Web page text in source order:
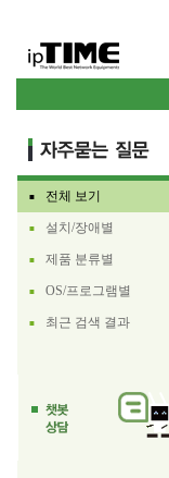
■ 전체 보기
■ 설치/장애별
■ 제품 분류별
■ OS/프로그램별
■ 최근 검색 결과